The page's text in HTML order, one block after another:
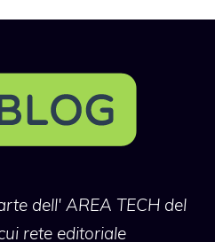
dell' AREA TECH del
rete editoriale